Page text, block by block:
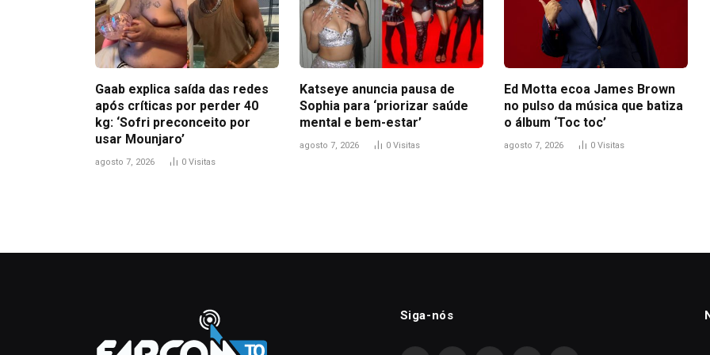
Gaab explica saída das redes
após críticas por perder 40
kg: ‘Sofri preconceito por
usar Mounjaro’
agosto 7, 2026 0 Visitas
Katseye anuncia pausa de
Sophia para ‘priorizar saúde
mental e bem-estar’
agosto 7, 2026 0 Visitas
Ed Motta ecoa James Brown
no pulso da música que batiza
o álbum ‘Toc toc’
agosto 7, 2026 0 Visitas
Siga-nós